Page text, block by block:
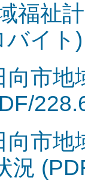
福祉
バイト)
市地
市地
況